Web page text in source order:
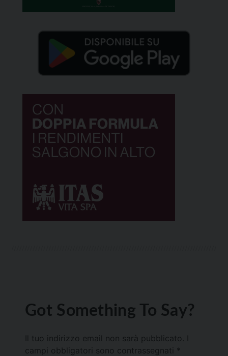
Got Something To Say?
Il tuo indirizzo email non sarà pubblicato.
campi obbligatori sono contrassegnati *